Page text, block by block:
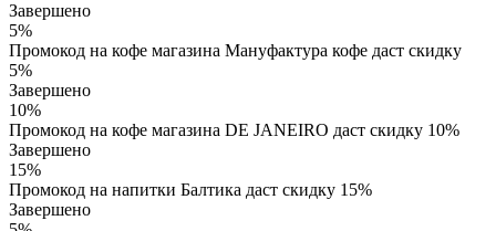
Завершено
5%
Промокод на кофе магазина Мaнуфактура кофе даст скидку
5%
Завершено
10%
Промокод на кофе магазина DE JANEIRO даст скидку 10%
Завершено
15%
Промокод на напитки Балтика даст скидку 15%
Завершено